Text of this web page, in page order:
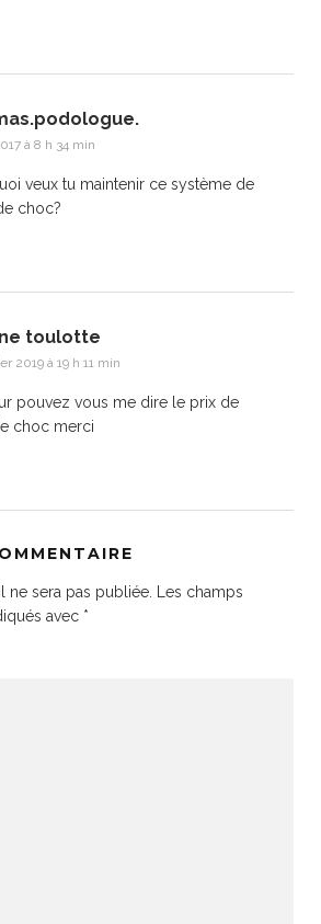
à 8 h 34 min
veux tu maintenir ce système de
choc?
toulotte
2019 à 19 h 11 min
pouvez vous me dire le prix de
choc merci
ne sera pas publiée.
Les champs
avec *